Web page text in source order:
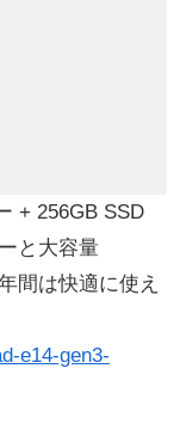
+ 256GB SSD
と大容量
間は快適に使え
e14-gen3-